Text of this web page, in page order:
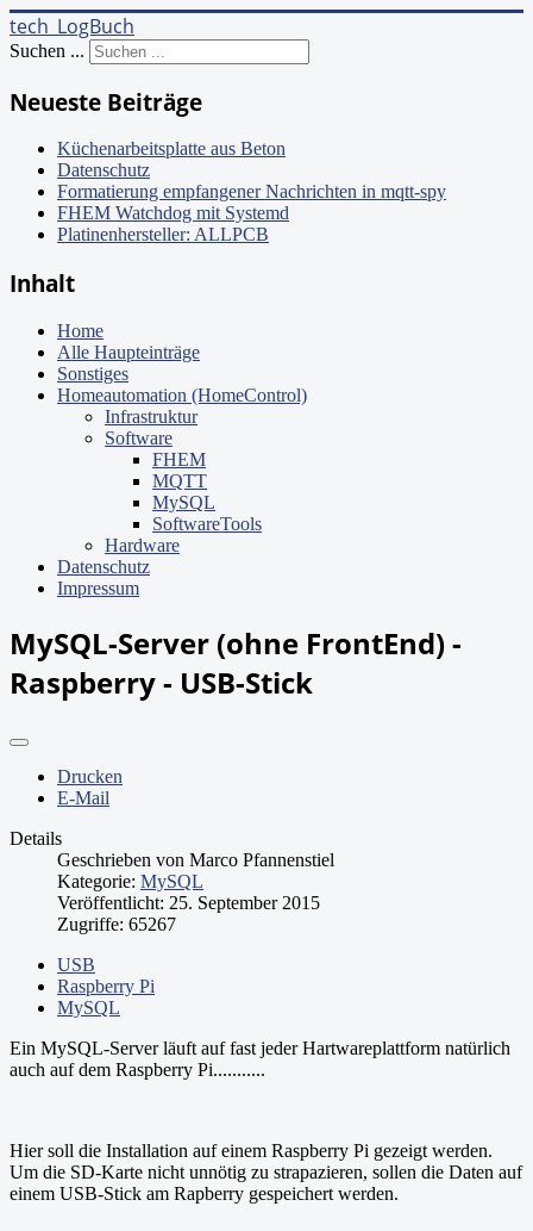
tech_LogBuch
Suchen ...
Neueste Beiträge
Küchenarbeitsplatte aus Beton
Datenschutz
Formatierung empfangener Nachrichten in mqtt-spy
FHEM Watchdog mit Systemd
Platinenhersteller: ALLPCB
Inhalt
Home
Alle Haupteinträge
Sonstiges
Homeautomation (HomeControl)
Infrastruktur
Software
FHEM
MQTT
MySQL
SoftwareTools
Hardware
Datenschutz
Impressum
MySQL-Server (ohne FrontEnd) -
Raspberry - USB-Stick
Drucken
E-Mail
Details
Geschrieben von Marco Pfannenstiel
Kategorie: MySQL
Veröffentlicht: 25. September 2015
Zugriffe: 65267
USB
Raspberry Pi
MySQL
Ein MySQL-Server läuft auf fast jeder Hartwareplattform natürlich
auch auf dem Raspberry Pi...........
Hier soll die Installation auf einem Raspberry Pi gezeigt werden.
Um die SD-Karte nicht unnötig zu strapazieren, sollen die Daten auf
einem USB-Stick am Rapberry gespeichert werden.